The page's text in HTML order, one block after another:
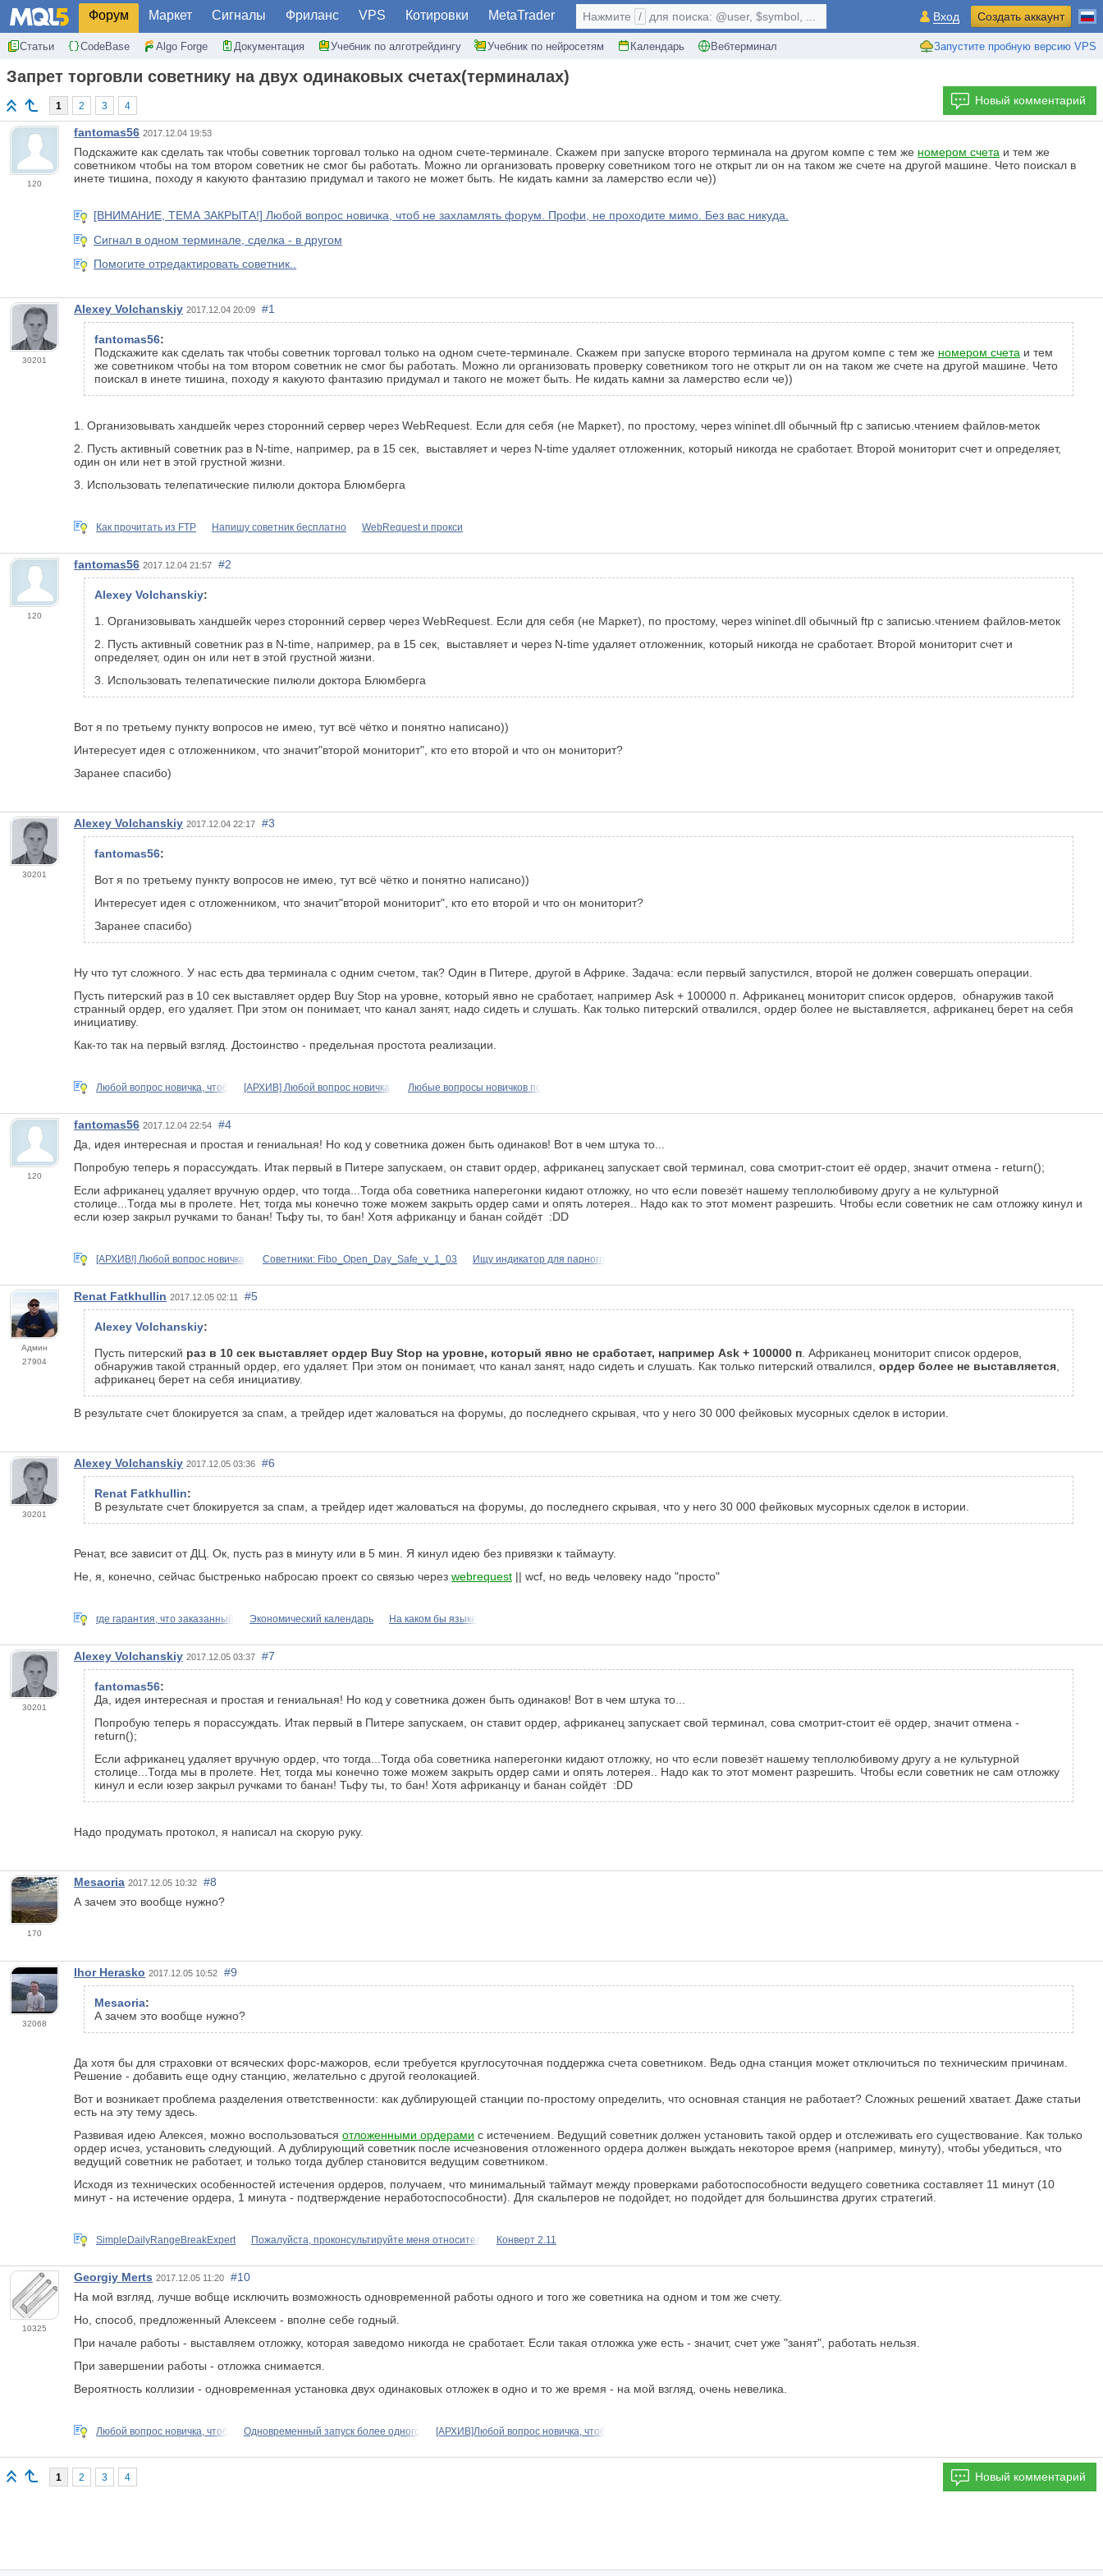
Форум Маркет Сигналы Фриланс VPS Котировки MetaTrader
Статьи CodeBase Algo Forge Документация Учебник по алготрейдингу Учебник по нейросетям Календарь Вебтерминал Запустите пробную версию VPS
Нажмите / для поиска: @user, $symbol, ... Вход Создать аккаунт
Запрет торговли советнику на двух одинаковых счетах(терминалах)
1 2 3 4 Новый комментарий
120
fantomas56 2017.12.04 19:53
Подскажите как сделать так чтобы советник торговал только на одном счете-терминале. Скажем при запуске второго терминала на другом компе с тем же номером счета и тем же
советником чтобы на том втором советник не смог бы работать. Можно ли организовать проверку советником того не открыт ли он на таком же счете на другой машине. Чето поискал в
инете тишина, походу я какуюто фантазию придумал и такого не может быть. Не кидать камни за ламерство если че))
[ВНИМАНИЕ, ТЕМА ЗАКРЫТА!] Любой вопрос новичка, чтоб не захламлять форум. Профи, не проходите мимо. Без вас никуда.
Сигнал в одном терминале, сделка - в другом
Помогите отредактировать советник..
30201
Alexey Volchanskiy 2017.12.04 20:09 #1
fantomas56:
Подскажите как сделать так чтобы советник торговал только на одном счете-терминале. Скажем при запуске второго терминала на другом компе с тем же номером счета и тем
же советником чтобы на том втором советник не смог бы работать. Можно ли организовать проверку советником того не открыт ли он на таком же счете на другой машине. Чето
поискал в инете тишина, походу я какуюто фантазию придумал и такого не может быть. Не кидать камни за ламерство если че))
1. Организовывать хандшейк через сторонний сервер через WebRequest. Если для себя (не Маркет), по простому, через wininet.dll обычный ftp c записью.чтением файлов-меток
2. Пусть активный советник раз в N-time, например, ра в 15 сек, выставляет и через N-time удаляет отложенник, который никогда не сработает. Второй мониторит счет и определяет,
один он или нет в этой грустной жизни.
3. Использовать телепатические пилюли доктора Блюмберга
Как прочитать из FTP Напишу советник бесплатно WebRequest и прокси
120
fantomas56 2017.12.04 21:57 #2
Alexey Volchanskiy:
1. Организовывать хандшейк через сторонний сервер через WebRequest. Если для себя (не Маркет), по простому, через wininet.dll обычный ftp c записью.чтением файлов-меток
2. Пусть активный советник раз в N-time, например, ра в 15 сек, выставляет и через N-time удаляет отложенник, который никогда не сработает. Второй мониторит счет и
определяет, один он или нет в этой грустной жизни.
3. Использовать телепатические пилюли доктора Блюмберга
Вот я по третьему пункту вопросов не имею, тут всё чётко и понятно написано))
Интересует идея с отложенником, что значит"второй мониторит", кто ето второй и что он мониторит?
Заранее спасибо)
30201
Alexey Volchanskiy 2017.12.04 22:17 #3
fantomas56:
Вот я по третьему пункту вопросов не имею, тут всё чётко и понятно написано))
Интересует идея с отложенником, что значит"второй мониторит", кто ето второй и что он мониторит?
Заранее спасибо)
Ну что тут сложного. У нас есть два терминала с одним счетом, так? Один в Питере, другой в Африке. Задача: если первый запустился, второй не должен совершать операции.
Пусть питерский раз в 10 сек выставляет ордер Buy Stop на уровне, который явно не сработает, например Ask + 100000 п. Африканец мониторит список ордеров, обнаружив такой
странный ордер, его удаляет. При этом он понимает, что канал занят, надо сидеть и слушать. Как только питерский отвалился, ордер более не выставляется, африканец берет на себя
инициативу.
Как-то так на первый взгляд. Достоинство - предельная простота реализации.
Любой вопрос новичка, чтоб [АРХИВ] Любой вопрос новичка, Любые вопросы новичков по
120
fantomas56 2017.12.04 22:54
#4
Да, идея интересная и простая и гениальная! Но код у советника дожен быть одинаков! Вот в чем штука то...
Попробую теперь я порассуждать. Итак первый в Питере запускаем, он ставит ордер, африканец запускает свой терминал, сова смотрит-стоит её ордер, значит отмена - return();
Если африканец удаляет вручную ордер, что тогда...Тогда оба советника наперегонки кидают отложку, но что если повезёт нашему теплолюбивому другу а не культурной
столице...Тогда мы в пролете. Нет, тогда мы конечно тоже можем закрыть ордер сами и опять лотерея.. Надо как то этот момент разрешить. Чтобы если советник не сам отложку кинул и
если юзер закрыл ручками то банан! Тьфу ты, то бан! Хотя африканцу и банан сойдёт :DD
[АРХИВ!] Любой вопрос новичка, Советники: Fibo_Open_Day_Safe_v_1_03 Ищу индикатор для парного
Админ
27904
Renat Fatkhullin 2017.12.05 02:11 #5
Alexey Volchanskiy:
Пусть питерский раз в 10 сек выставляет ордер Buy Stop на уровне, который явно не сработает, например Ask + 100000 п . Африканец мониторит список ордеров,
обнаружив такой странный ордер, его удаляет. При этом он понимает, что канал занят, надо сидеть и слушать. Как только питерский отвалился, ордер более не выставляется
африканец берет на себя инициативу.
В результате счет блокируется за спам, а трейдер идет жаловаться на форумы, до последнего скрывая, что у него 30 000 фейковых мусорных сделок в истории.
30201
Alexey Volchanskiy 2017.12.05 03:36 #6
Renat Fatkhullin:
В результате счет блокируется за спам, а трейдер идет жаловаться на форумы, до последнего скрывая, что у него 30 000 фейковых мусорных сделок в истории.
Ренат, все зависит от ДЦ. Ок, пусть раз в минуту или в 5 мин. Я кинул идею без привязки к таймауту.
Не, я, конечно, сейчас быстренько набросаю проект со связью через webrequest || wcf, но ведь человеку надо "просто"
где гарантия, что заказанный Экономический календарь На каком бы языке
30201
Alexey Volchanskiy 2017.12.05 03:37 #7
fantomas56:
Да, идея интересная и простая и гениальная! Но код у советника дожен быть одинаков! Вот в чем штука то...
Попробую теперь я порассуждать. Итак первый в Питере запускаем, он ставит ордер, африканец запускает свой терминал, сова смотрит-стоит её ордер, значит отмена -
return();
Если африканец удаляет вручную ордер, что тогда...Тогда оба советника наперегонки кидают отложку, но что если повезёт нашему теплолюбивому другу а не культурной
столице...Тогда мы в пролете. Нет, тогда мы конечно тоже можем закрыть ордер сами и опять лотерея.. Надо как то этот момент разрешить. Чтобы если советник не сам отложку
кинул и если юзер закрыл ручками то банан! Тьфу ты, то бан! Хотя африканцу и банан сойдёт :DD
Надо продумать протокол, я написал на скорую руку.
170
Mesaoria 2017.12.05 10:32
#8
А зачем это вообще нужно?
32068
Ihor Herasko 2017.12.05 10:52 #9
Mesaoria:
А зачем это вообще нужно?
Да хотя бы для страховки от всяческих форс-мажоров, если требуется круглосуточная поддержка счета советником. Ведь одна станция может отключиться по техническим причинам.
Решение - добавить еще одну станцию, желательно с другой геолокацией.
Вот и возникает проблема разделения ответственности: как дублирующей станции по-простому определить, что основная станция не работает? Сложных решений хватает. Даже статьи
есть на эту тему здесь.
Развивая идею Алексея, можно воспользоваться отложенными ордерами с истечением. Ведущий советник должен установить такой ордер и отслеживать его существование. Как только
ордер исчез, установить следующий. А дублирующий советник после исчезновения отложенного ордера должен выждать некоторое время (например, минуту), чтобы убедиться, что
ведущий советник не работает, и только тогда дублер становится ведущим советником.
Исходя из технических особенностей истечения ордеров, получаем, что минимальный таймаут между проверками работоспособности ведущего советника составляет 11 минут (10
минут - на истечение ордера, 1 минута - подтверждение неработоспособности). Для скальперов не подойдет, но подойдет для большинства других стратегий.
SimpleDailyRangeBreakExpert Пожалуйста, проконсультируйте меня относительноКонверт 2.11
10325
Georgiy Merts 2017.12.05 11:20
#10
На мой взгляд, лучше вобще исключить возможность одновременной работы одного и того же советника на одном и том же счету.
Но, способ, предложенный Алексеем - вполне себе годный.
При начале работы - выставляем отложку, которая заведомо никогда не сработает. Если такая отложка уже есть - значит, счет уже "занят", работать нельзя.
При завершении работы - отложка снимается.
Вероятность коллизии - одновременная установка двух одинаковых отложек в одно и то же время - на мой взгляд, очень невелика.
Любой вопрос новичка, чтоб Одновременный запуск более одного [АРХИВ]Любой вопрос новичка, чтоб
1 2 3 4 Новый комментарий